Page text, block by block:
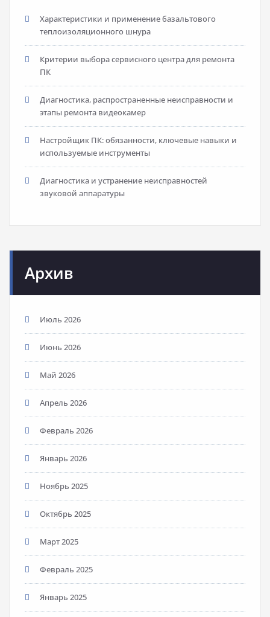
Характеристики и применение базальтового
теплоизоляционного шнура
Критерии выбора сервисного центра для ремонта
ПК
Диагностика, распространенные неисправности и
этапы ремонта видеокамер
Настройщик ПК: обязанности, ключевые навыки и
используемые инструменты
Диагностика и устранение неисправностей
звуковой аппаратуры
Архив
Июль 2026
Июнь 2026
Май 2026
Апрель 2026
Февраль 2026
Январь 2026
Ноябрь 2025
Октябрь 2025
Март 2025
Февраль 2025
Январь 2025